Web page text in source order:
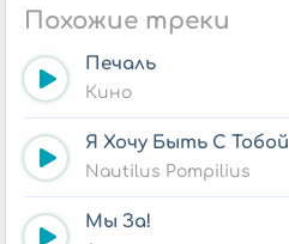
Похожие треки
Печаль
Кино
Я Хочу Быть С Тобой
Nautilus Pompilius
Мы За!